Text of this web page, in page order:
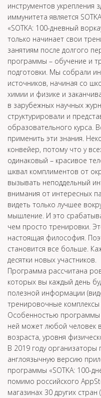
инструментов укрепления
иммунитета является
«SOTKA: 100-дневный
только начинает свои
занятиям после долгого
программы – обучение и
подготовки. Мы собрали
источников, начиная со
химии и физике и
в зарубежных научных
структурировали и
образовательного курса.
применить эти знания.
конвейер, потому что у
одинаковый – красивое
шквал комплиментов от
вызывать неподдельный
внимания от интересных
видеть только лучшее
мышление. И это
чем просто тренировки.
настоящая философия.
становится все больше.
десятки новых участников.
Программа рассчитана
которых вы каждый день
полезной информации
тренировочные
Особенностью программы
ней может любой человек
возраста, уровня
В 2019 году организаторы
англоязычную версию
программы «SOTKA: 100-
помимо российского
магазинах 30 других